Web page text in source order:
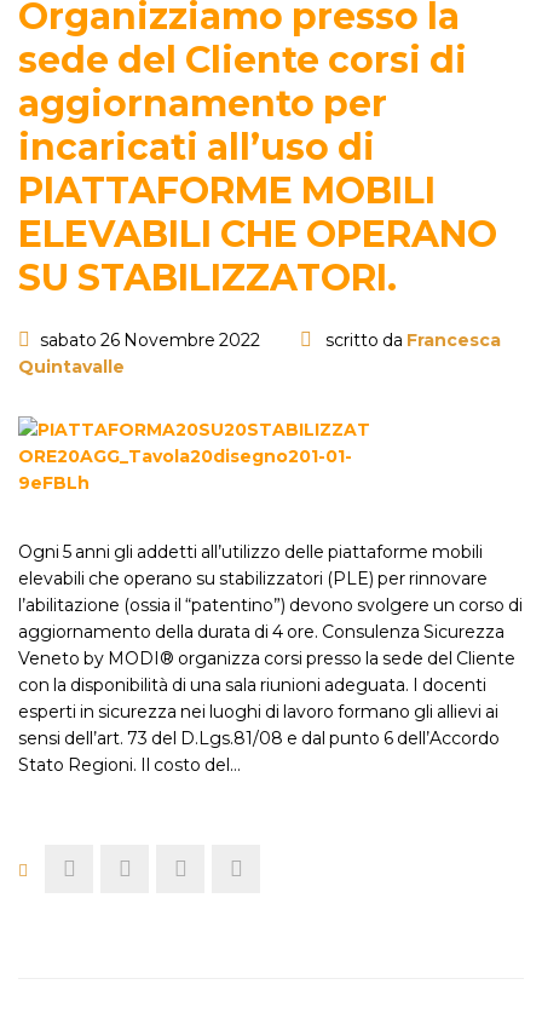
Organizziamo presso la
sede del Cliente corsi di
aggiornamento per
incaricati all’uso di
PIATTAFORME MOBILI
ELEVABILI CHE OPERANO
SU STABILIZZATORI.
sabato 26 Novembre 2022 scritto da Francesca
Quintavalle
Ogni 5 anni gli addetti all’utilizzo delle piattaforme mobili
elevabili che operano su stabilizzatori (PLE) per rinnovare
l’abilitazione (ossia il “patentino”) devono svolgere un corso di
aggiornamento della durata di 4 ore. Consulenza Sicurezza
Veneto by MODI® organizza corsi presso la sede del Cliente
con la disponibilità di una sala riunioni adeguata. I docenti
esperti in sicurezza nei luoghi di lavoro formano gli allievi ai
sensi dell’art. 73 del D.Lgs.81/08 e dal punto 6 dell’Accordo
Stato Regioni. Il costo del…